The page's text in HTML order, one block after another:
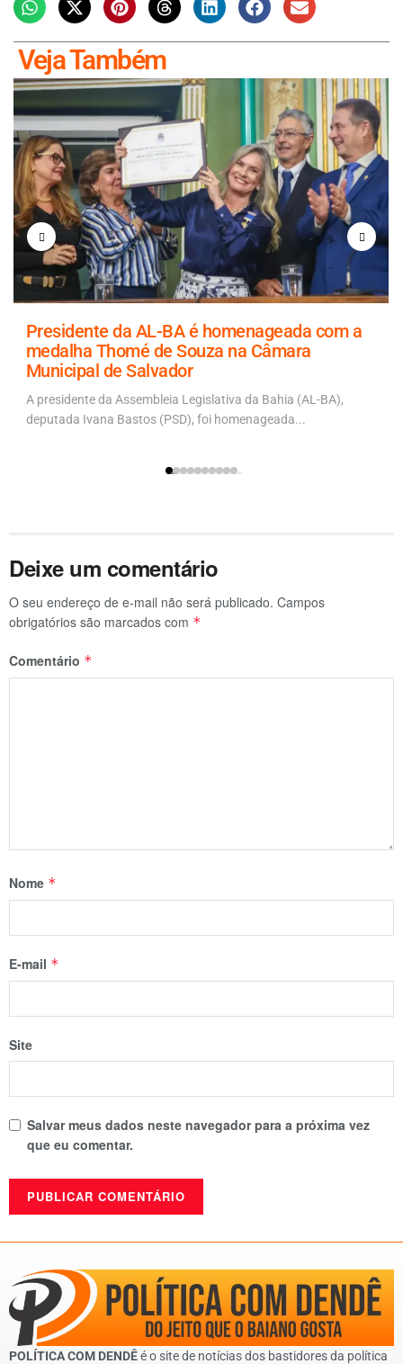
Veja Também
Presidente da AL-BA é homenageada com a
medalha Thomé de Souza na Câmara
Municipal de Salvador
A presidente da Assembleia Legislativa da Bahia (AL-BA),
deputada Ivana Bastos (PSD), foi homenageada...
Deixe um comentário
O seu endereço de e-mail não será publicado. Campos
obrigatórios são marcados com *
Comentário *
Nome *
E-mail *
Site
Salvar meus dados neste navegador para a próxima vez
que eu comentar.
POLÍTICA COM DENDÊé o site de notícias dos bastidores da política